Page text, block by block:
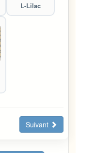
L-Lilac
Suivant